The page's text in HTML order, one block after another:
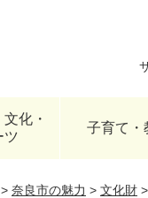
化・
ツ
子育て・
> 奈良市の魅力 > 文化財 >